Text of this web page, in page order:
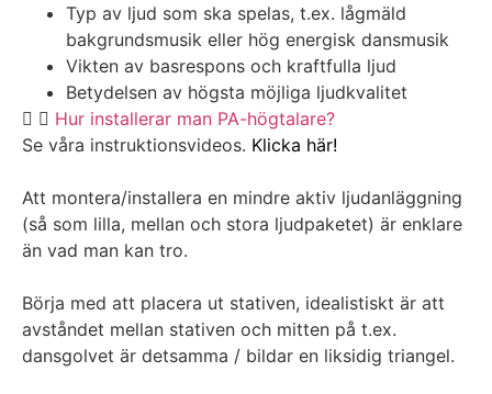
Typ av ljud som ska spelas, t.ex. lågmäld
bakgrundsmusik eller hög energisk dansmusik
Vikten av basrespons och kraftfulla ljud
Betydelsen av högsta möjliga ljudkvalitet
Hur installerar man PA-högtalare?
Se våra instruktionsvideos. Klicka här!
Att montera/installera en mindre aktiv ljudanläggning
(så som lilla, mellan och stora ljudpaketet) är enklare
än vad man kan tro.
Börja med att placera ut stativen, idealistiskt är att
avståndet mellan stativen och mitten på t.ex.
dansgolvet är detsamma / bildar en liksidig triangel.